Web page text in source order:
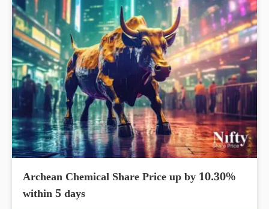
Archean Chemical Share Price up by 10.30%
within 5 days